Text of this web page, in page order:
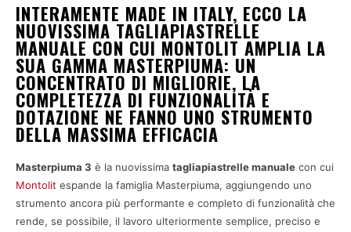
INTERAMENTE MADE IN ITALY, ECCO LA
NUOVISSIMA TAGLIAPIASTRELLE
MANUALE CON CUI MONTOLIT AMPLIA LA
SUA GAMMA MASTERPIUMA: UN
CONCENTRATO DI MIGLIORIE, LA
COMPLETEZZA DI FUNZIONALITÀ E
DOTAZIONE NE FANNO UNO STRUMENTO
DELLA MASSIMA EFFICACIA
Masterpiuma 3 è la nuovissima tagliapiastrelle manuale con cui
Montolit espande la famiglia Masterpiuma, aggiungendo uno
strumento ancora più performante e completo di funzionalità che
rende, se possibile, il lavoro ulteriormente semplice, preciso e